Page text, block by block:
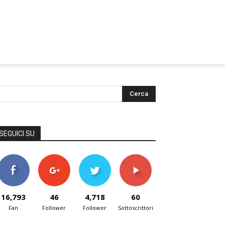
SU
16,793
Fan
46
Follower
4,718
Follower
60
Sottoscrittori